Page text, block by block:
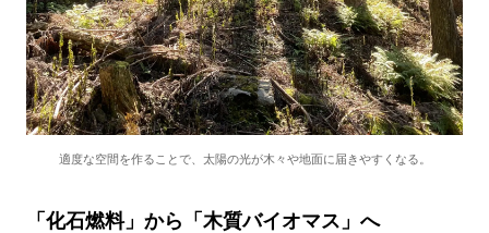
適度な空間を作ることで、太陽の光が木々や地面に届きやすくなる。
「化石燃料」から「木質バイオマス」へ